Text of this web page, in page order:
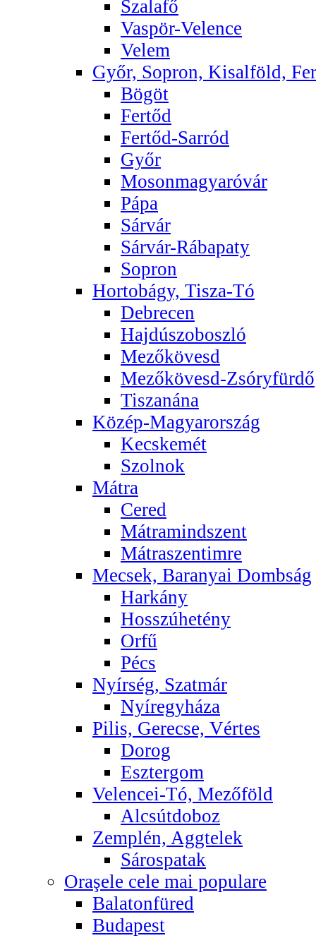
Szalafő
Vaspör-Velence
Velem
Győr, Sopron, Kisalföld,
Bögöt
Fertőd
Fertőd-Sarród
Győr
Mosonmagyaróvár
Pápa
Sárvár
Sárvár-Rábapaty
Sopron
Hortobágy, Tisza-Tó
Debrecen
Hajdúszoboszló
Mezőkövesd
Mezőkövesd-Zsóryfürdő
Tiszanána
Közép-Magyarország
Kecskemét
Szolnok
Mátra
Cered
Mátramindszent
Mátraszentimre
Mecsek, Baranyai Dombság
Harkány
Hosszúhetény
Orfű
Pécs
Nyírség, Szatmár
Nyíregyháza
Pilis, Gerecse, Vértes
Dorog
Esztergom
Velencei-Tó, Mezőföld
Alcsútdoboz
Zemplén, Aggtelek
Sárospatak
Oraşele cele mai populare
Balatonfüred
Budapest